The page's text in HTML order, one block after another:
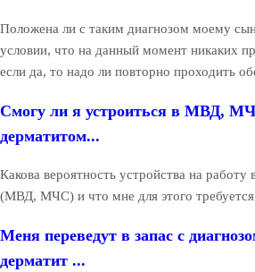
Положена ли с таким диагнозом моему
условии, что на данный момент никаких
если да, то надо ли повторно проходить
Смогу ли я устроиться в МВД,
дерматитом...
Какова вероятность устройства на
(МВД, МЧС) и что мне для этого требуется
Меня переведут в запас с
дерматит ...